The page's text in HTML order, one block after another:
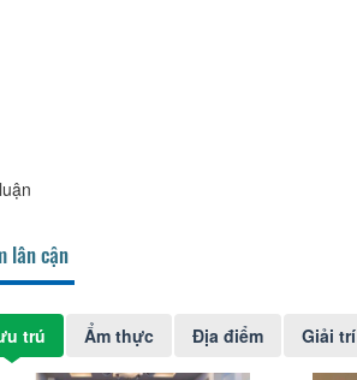
lân cận
trú Ẩm thực Địa điểm Giải trí